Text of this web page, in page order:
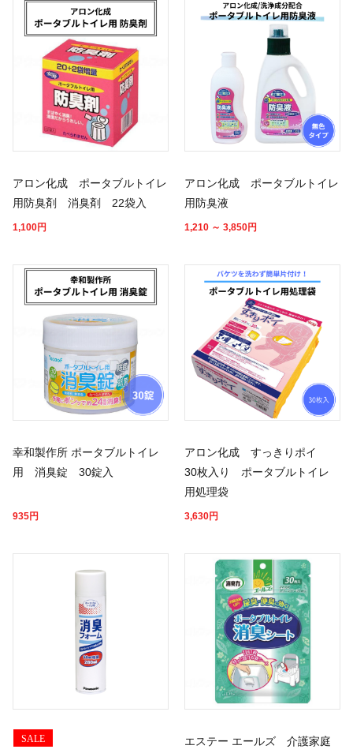
アロン化成 ポータブルトイレ
用防臭剤 消臭剤 22袋入
1,100円
アロン化成 ポータブルトイレ
用防臭液
1,210 ～ 3,850円
幸和製作所 ポータブルトイレ
用 消臭錠 30錠入
935円
アロン化成 すっきりポイ
30枚入り ポータブルトイレ
用処理袋
3,630円
SALE
エステー エールズ 介護家庭